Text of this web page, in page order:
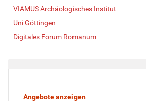
VIAMUS Archäologisches Institut
Uni Göttingen
Digitales Forum Romanum